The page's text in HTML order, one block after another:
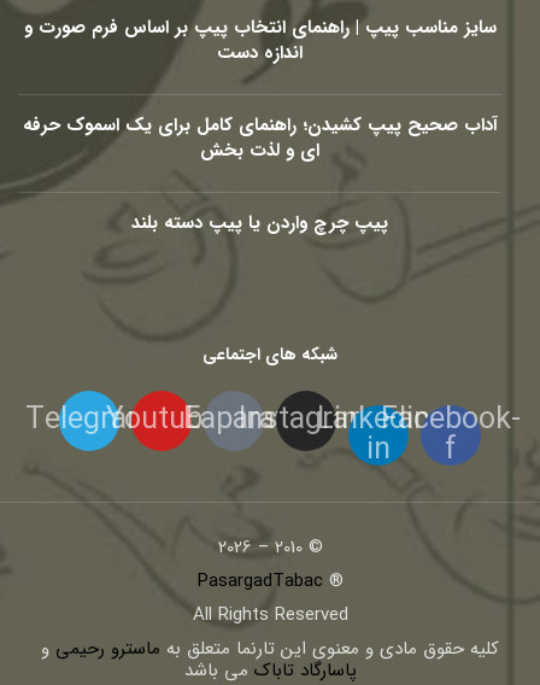
سایز مناسب پیپ | راهنمای انتخاب پیپ بر اساس فرم صورت و
اندازه دست
آداب صحیح پیپ کشیدن؛ راهنمای کامل برای یک اسموک حرفه
ای و لذت بخش
پیپ چرچ واردن یا پیپ دسته بلند
شبکه های اجتماعی
Facebook-
f
Linkedin-
in
Instagram
Eaparat
Youtube
Telegram
© 2010 – 2026
®
PasargadTabac
All Rights Reserved
كليه حقوق مادی و معنوی اين تارنما متعلق به ماسترو رحیمی و
پاسارگاد تاباک می باشد